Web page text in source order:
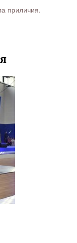
приличия.